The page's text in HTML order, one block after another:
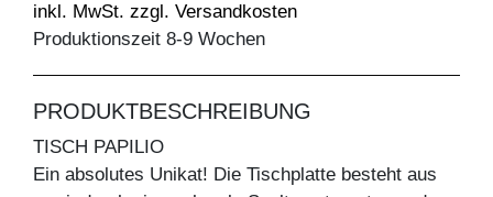
inkl. MwSt. zzgl. Versandkosten
Produktionszeit 8-9 Wochen
PRODUKTBESCHREIBUNG
TISCH PAPILIO
Ein absolutes Unikat! Die Tischplatte besteht aus